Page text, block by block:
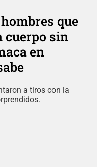
que
cuerpo sin
en
a tiros con la